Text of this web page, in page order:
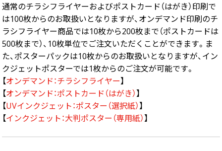
通常のチラシフライヤーおよびポストカード（はがき）印刷で
は100枚からのお取扱いとなりますが、オンデマンド印刷のチ
ラシフライヤー商品では10枚から200枚まで（ポストカードは
500枚まで）、10枚単位でご注文いただくことができます。ま
た、ポスターパックは10枚からのお取扱いとなりますが、イン
クジェットポスターでは1枚からのご注文が可能です。
【オンデマンド：チラシフライヤー】
【オンデマンド：ポストカード（はがき）】
【UVインクジェット：ポスター（選択紙）】
【インクジェット：大判ポスター（専用紙）】
任意の部数単位で帯をかけて納品できま
すか？
領収書・納品書を発行は可能ですか？
初回特典の1000ポイントを使用するに
は？
見本と印刷データの比較はしてくれます
か？
画面表示操作
ユーザー登録ログイン
注文